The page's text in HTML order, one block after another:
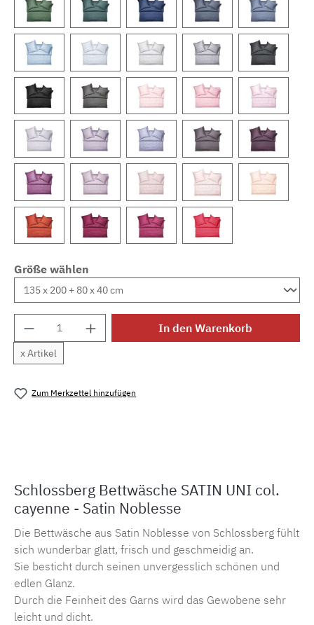
Größe wählen
Produkt Anzahl: Gib den gewünschten
x Artikel
In den Warenkorb
Zum Merkzettel hinzufügen
Schlossberg Bettwäsche SATIN UNI col.
cayenne - Satin Noblesse
Die Bettwäsche aus Satin Noblesse von Schlossberg fühlt
sich wunderbar glatt, frisch und geschmeidig an.
Sie besticht durch seinen unvergesslich schönen und
edlen Glanz.
Durch die Feinheit des Garns wird das Gewobene sehr
leicht und dicht.